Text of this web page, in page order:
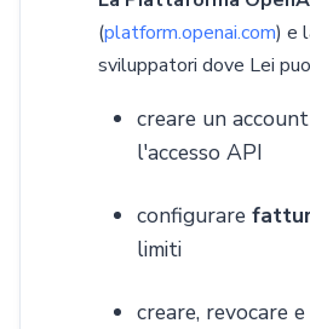
(platform.openai.com) e
sviluppatori dove Lei
creare un
l'accesso API
configurare
limiti
creare, revocare